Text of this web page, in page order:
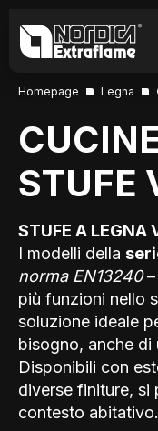
Homepage Legna
STUFE
STUFE A LEGNA
I modelli della
norma EN13240–
più funzioni nello
soluzione ideale
bisogno, anche di
Disponibili con
diverse finiture, si
contesto abitativo.